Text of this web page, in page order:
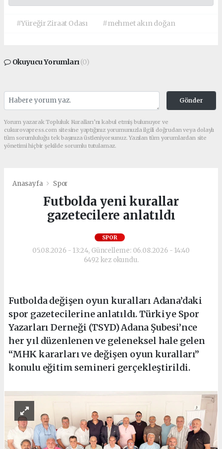
#Yüreğir Ziraat Odası #mehmet akın doğan
Okuyucu Yorumları(0)
Gönder
Yorum yazarak Topluluk Kuralları’nı kabul etmiş bulunuyor ve
cukurovapress.com sitesine yaptığınız yorumunuzla ilgili doğrudan veya dolaylı
tüm sorumluluğu tek başınıza üstleniyorsunuz. Yazılan tüm yorumlardan site
yönetimi hiçbir şekilde sorumlu tutulamaz.
Anasayfa Spor
Futbolda yeni kurallar
gazetecilere anlatıldı
SPOR
05.08.2026 - 13:24, Güncelleme: 06.08.2026 - 14:40
6492 kez okundu.
Futbolda değişen oyun kuralları Adana’daki
spor gazetecilerine anlatıldı. Türkiye Spor
Yazarları Derneği (TSYD) Adana Şubesi’nce
her yıl düzenlenen ve geleneksel hale gelen
“MHK kararları ve değişen oyun kuralları”
konulu eğitim semineri gerçekleştirildi.